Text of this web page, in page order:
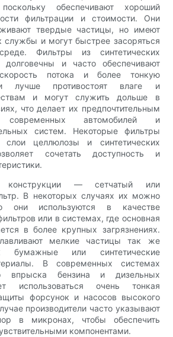
обеспечивают хороший
фильтрации и стоимости. Они
твердые частицы, но имеют
службы и могут быстрее засоряться
Фильтры из синтетических
долговечны и часто обеспечивают
потока и более тонкую
лучше противостоят влаге и
и могут служить дольше в
что делает их предпочтительным
автомобилей и
систем. Некоторые фильтры
целлюлозы и синтетических
сочетать доступность и
конструкции — сетчатый или
В некоторых случаях их можно
используются в качестве
или в системах, где основная
в более крупных загрязнениях.
мелкие частицы так же
бумажные или синтетические
В современных системах
впрыска бензина и дизельных
использоваться очень тонкая
форсунок и насосов высокого
производители часто указывают
в микронах, чтобы обеспечить
компонентами.